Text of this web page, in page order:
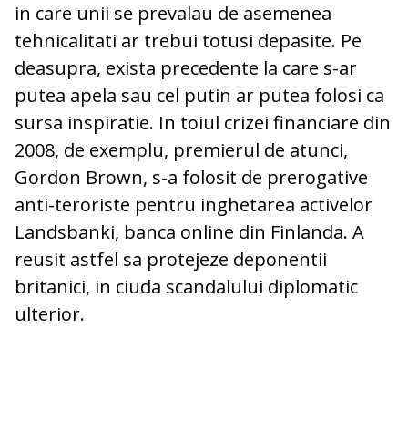
in care unii se prevalau de asemenea
tehnicalitati ar trebui totusi depasite. Pe
deasupra, exista precedente la care s-ar
putea apela sau cel putin ar putea folosi ca
sursa inspiratie. In toiul crizei financiare din
2008, de exemplu, premierul de atunci,
Gordon Brown, s-a folosit de prerogative
anti-teroriste pentru inghetarea activelor
Landsbanki, banca online din Finlanda. A
reusit astfel sa protejeze deponentii
britanici, in ciuda scandalului diplomatic
ulterior.